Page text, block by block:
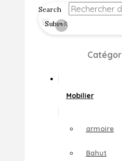
Search
Submit
Clear
Mobilier
armoire
Bahut